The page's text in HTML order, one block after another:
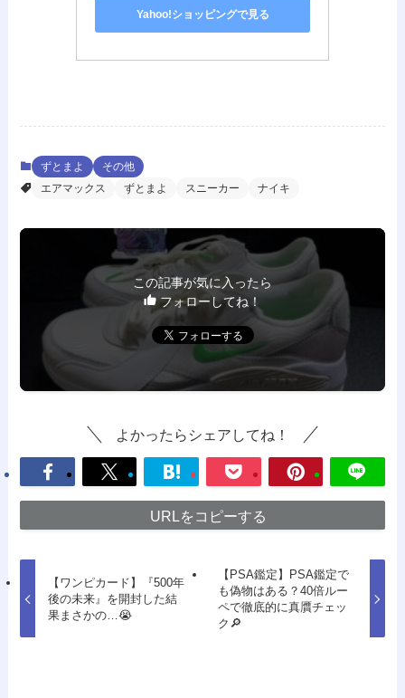
Yahoo!ショッピングで見る
ずとまよ
その他
エアマックス
ずとまよ スニーカー ナイキ
この記事が気に入ったら
フォローしてね！
よかったらシェアしてね！
URLをコピーする
【ワンピカード】『500年
後の未来』を開封した結
果まさかの…😭
【PSA鑑定】PSA鑑定で
も偽物はある？40倍ルー
ペで徹底的に真贋チェッ
ク🔎